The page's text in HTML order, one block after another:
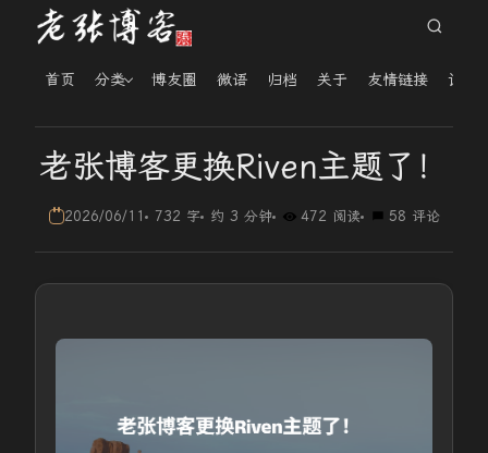
首页 分类 博友圈 微语 归档 关于 友情链接 读者
老张博客更换Riven主题了！
2026/06/11 732 字 约 3 分钟 472 阅读 58 评论